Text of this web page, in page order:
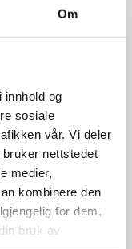
Om
innhold og
sosiale
vår. Vi deler
nettstedet
medier,
kombinere den
for dem,
bruk av
profiler,
det er en
en del
som er
som
til